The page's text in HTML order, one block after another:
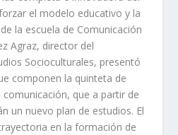
el modelo educativo y la
la escuela de Comunicación
Agraz, director del
Socioculturales, presentó
componen la quinteta de
que a partir de
un nuevo plan de estudios. El
en la formación de